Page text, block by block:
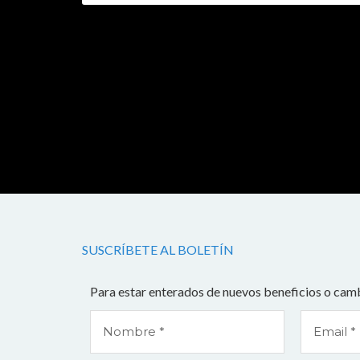
SUSCRÍBETE AL BOLETÍN
Para estar enterados de nuevos beneficios o